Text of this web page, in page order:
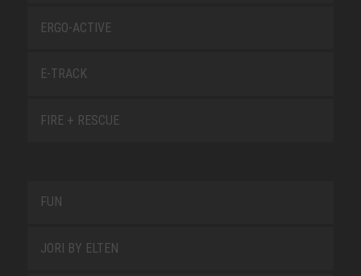
ERGO-ACTIVE
E-TRACK
FIRE + RESCUE
FUN
JORI BY ELTEN